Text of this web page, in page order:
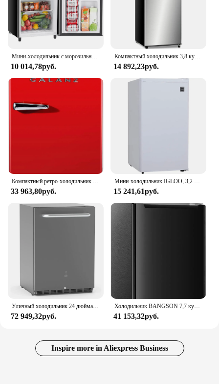
Мини-холодильник с морозильной камерой, 3,2 куб. Фута, однодверный Регулируемый термостат, энергоэффективный, с низким уровнем шума, компактный холодильник
10 014,78руб.
Компактный холодильник 3,8 куб. Футов, 2-дверный мини-холодильник с морозильной камерой для квартиры, общежития, офиса, семьи, подвала, гаража-Серебристый
14 892,23руб.
Компактный ретро-холодильник с морозильной камерой, мини-холодильник с двойной дверью, регулируемый механический термостат, 4,6 куб. Футов, красный
33 963,80руб.
Мини-холодильник IGLOO, 3,2 куб. Футов, белый цвет
15 241,61руб.
Уличный холодильник 24 дюйма, встроенный/Автономный компрессор, семейный холодильник для домашнего и коммерческого использования
72 949,32руб.
Холодильник BANGSON 7,7 куб. футов с морозильной камерой, холодильник квартирного размера с морозильной камерой, 2 двери, 5 настроек, регулируемая температура
41 153,32руб.
Inspire more in Aliexpress Business